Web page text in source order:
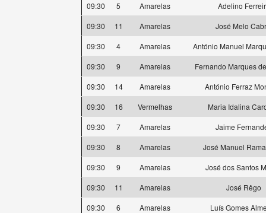
09:30
5 Amarelas
Adelino
09:30
11 Amarelas
José Melo
09:30
4 Amarelas
António Manuel
09:30
9 Amarelas
Fernando Marques
09:30
14 Amarelas
António Ferraz
09:30
16 Vermelhas
Maria Idalina
09:30
7 Amarelas
Jaime
09:30
8 Amarelas
José Manuel
09:30
9 Amarelas
José dos Santos
09:30
11 Amarelas
José Rêgo
09:30
6 Amarelas
Luís Gomes